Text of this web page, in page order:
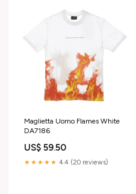
Maglietta Uomo Flames White
DA7186
US$ 59.50
★★★★★ 4.4 (20 reviews)